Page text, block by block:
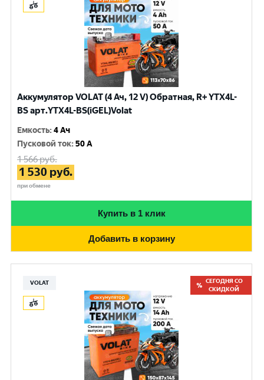
Аккумулятор VOLAT (4 Ач, 12 V) Обратная, R+ YTX4L-
BS арт.YTX4L-BS(iGEL)Volat
Емкость:4 Ач
Пусковой ток:50 A
1 566руб.
1 530 руб.
при обмене
Купить в 1 клик
Добавить в корзину
VOLAT
СЕГОДНЯ СО
СКИДКОЙ